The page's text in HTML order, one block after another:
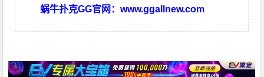
蜗牛扑克GG官网：www.ggallnew.com